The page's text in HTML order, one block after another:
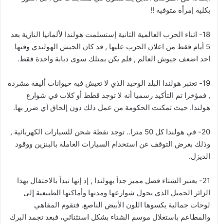
بكلية إمرأة متوفية !!
18- اثناء الحرب العالمية الثانية إستسلمت هولندا لألمانيا النازية بعد
5 أيام فقط من اعلان الحرب عليها , قد كان الجيش الهولندي وقتها
احد اضعف جيوش العالم , فلم يكن يمتلك سوى دبابة واحدة فقط.
19- تعتبر هولندا البلد الوحيد الذي لا تعيش فيه حيوانات أليفة مشردة
, فمؤخرا تم التأكيد رسميا أنه لا توجد قطط أو كلاب في شوارع
هولندا. حيث تمكنت الحكومة من عمل ذلك دون إلحاق أي ضرر بها.
20- في هولندا كل 50 مترا.. توجد نقطة شحن للسيارات الكهربائية ,
وذلك بغرض التوقف عن استخدام السيارات العاملة بالبنزين ووقود
الديزل.
21- يعتبر الشتاء فصل مميز جداً بهولندا , إذ إنها تبداً بالاحتفال بهذا
الزائر الجميل الذي يحول شوارعها ومدنها وأماكنها الطبيعية إلى
لوحات جمالية يكسوها اللون الأبيض الناصع. فتقوم المقاهي
والمطاعم باستغلال موسم الشتاء بشكل استثنائي، فبعد تجمد البرك